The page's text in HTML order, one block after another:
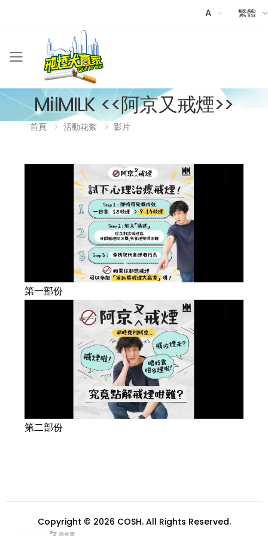
A 繁體
Menu
MilMILK <<阿京又戒煙>>
首頁 活動花絮 影片
第一部份
第二部份
Copyright © 2026 COSH. All Rights Reserved.